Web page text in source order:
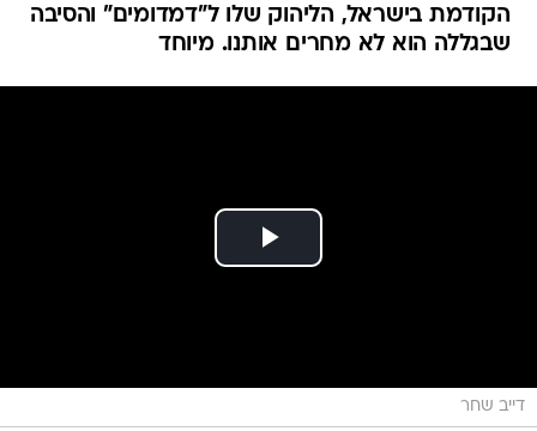
הקודמת בישראל, הליהוק שלו ל"דמדומים" והסיבה
שבגללה הוא לא מחרים אותנו. מיוחד
דייב שחר